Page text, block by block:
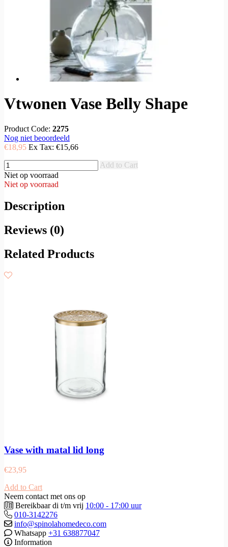
Vtwonen Vase Belly Shape
Product Code: 2275
Nog niet beoordeeld
€18,95 Ex Tax: €15,66
Add to Cart
Niet op voorraad
Niet op voorraad
Description
Reviews (0)
Related Products
Vase with matal lid long
€23,95
Add to Cart
Neem contact met ons op
Bereikbaar di t/m vrij 10:00 - 17:00 uur
010-3142276
info@spinolahomedeco.com
Whatsapp +31 638877047
Information